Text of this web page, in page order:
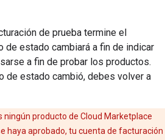
de prueba termine el
de estado cambiará a fin de indicar
a fin de probar los productos.
de estado cambió, debes volver a
ningún producto de Cloud Marketplace
haya aprobado, tu cuenta de facturación